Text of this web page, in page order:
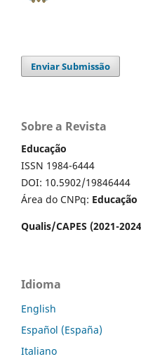
Enviar Submissão
Sobre a Revista
Educação
ISSN 1984-6444
DOI: 10.5902/19846444
Área do CNPq: Educação
Qualis/CAPES (2021-
Idioma
English
Español (España)
Italiano